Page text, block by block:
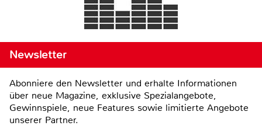
Newsletter
Abonniere den Newsletter und erhalte Informationen
über neue Magazine, exklusive Spezialangebote,
Gewinnspiele, neue Features sowie limitierte Angebote
unserer Partner.